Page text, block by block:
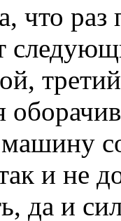
что раз
и не
да и